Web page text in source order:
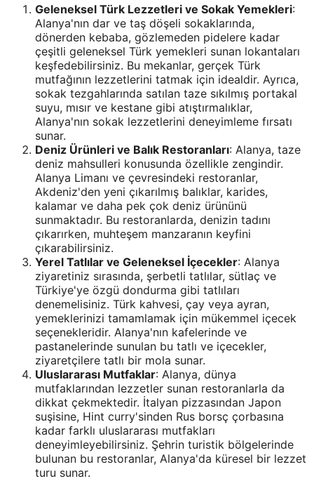
Geleneksel Türk Lezzetleri ve Sokak Yemekleri:
Alanya'nın dar ve taş döşeli sokaklarında,
dönerden kebaba, gözlemeden pidelere kadar
çeşitli geleneksel Türk yemekleri sunan lokantaları
keşfedebilirsiniz. Bu mekanlar, gerçek Türk
mutfağının lezzetlerini tatmak için idealdir. Ayrıca,
sokak tezgahlarında satılan taze sıkılmış portakal
suyu, mısır ve kestane gibi atıştırmalıklar,
Alanya'nın sokak lezzetlerini deneyimleme fırsatı
sunar.
Deniz Ürünleri ve Balık Restoranları: Alanya, taze
deniz mahsulleri konusunda özellikle zengindir.
Alanya Limanı ve çevresindeki restoranlar,
Akdeniz'den yeni çıkarılmış balıklar, karides,
kalamar ve daha pek çok deniz ürününü
sunmaktadır. Bu restoranlarda, denizin tadını
çıkarırken, muhteşem manzaranın keyfini
çıkarabilirsiniz.
Yerel Tatlılar ve Geleneksel İçecekler: Alanya
ziyaretiniz sırasında, şerbetli tatlılar, sütlaç ve
Türkiye'ye özgü dondurma gibi tatlıları
denemelisiniz. Türk kahvesi, çay veya ayran,
yemeklerinizi tamamlamak için mükemmel içecek
seçenekleridir. Alanya'nın kafelerinde ve
pastanelerinde sunulan bu tatlı ve içecekler,
ziyaretçilere tatlı bir mola sunar.
Uluslararası Mutfaklar: Alanya, dünya
mutfaklarından lezzetler sunan restoranlarla da
dikkat çekmektedir. İtalyan pizzasından Japon
suşisine, Hint curry'sinden Rus borsç çorbasına
kadar farklı uluslararası mutfakları
deneyimleyebilirsiniz. Şehrin turistik bölgelerinde
bulunan bu restoranlar, Alanya'da küresel bir lezzet
turu sunar.